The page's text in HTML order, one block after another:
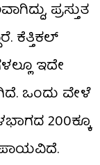
ಪ್ರಸ್ತುತ
ಕೆತ್ತಿಕಲ್
ಇದೇ
ಒಂದು ವೇಳೆ
200ಕ್ಕೂ